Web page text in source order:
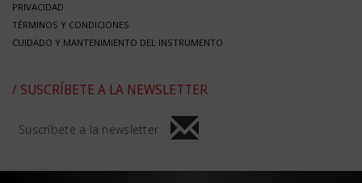
PRIVACIDAD
TÉRMINOS Y CONDICIONES
CUIDADO Y MANTENIMIENTO DEL INSTRUMENTO
/ SUSCRÍBETE A LA NEWSLETTER
Suscríbete a la newsletter